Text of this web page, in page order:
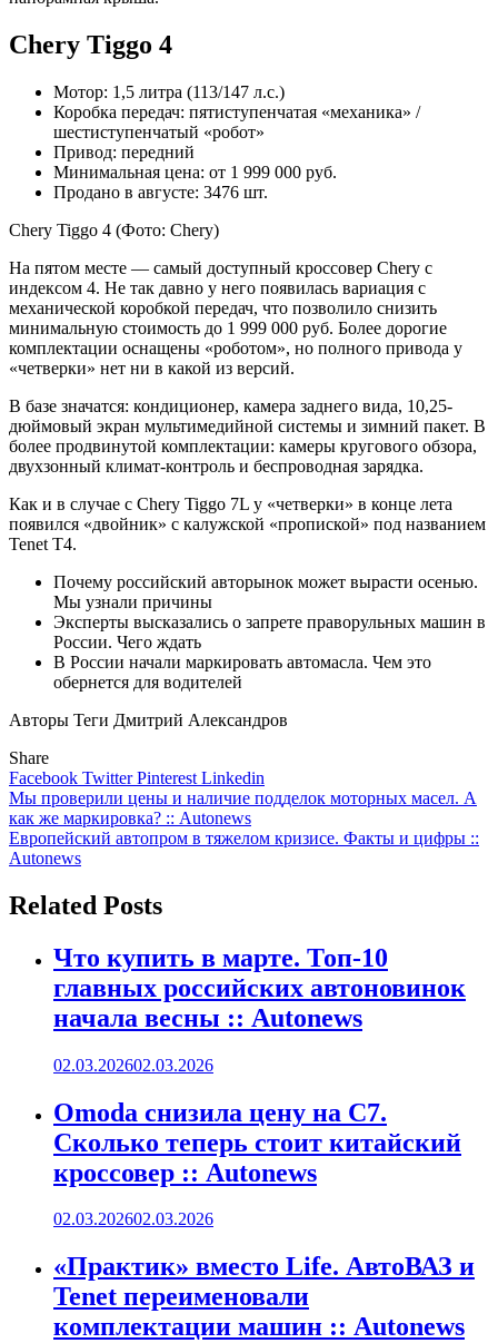
Chery Tiggo 4
Мотор: 1,5 литра (113/147 л.с.)
Коробка передач: пятиступенчатая «механика» /
шестиступенчатый «робот»
Привод: передний
Минимальная цена: от 1 999 000 руб.
Продано в августе: 3476 шт.
Chery Tiggo 4 (Фото: Chery)
На пятом месте — самый доступный кроссовер Chery с
индексом 4. Не так давно у него появилась вариация с
механической коробкой передач, что позволило снизить
минимальную стоимость до 1 999 000 руб. Более дорогие
комплектации оснащены «роботом», но полного привода у
«четверки» нет ни в какой из версий.
В базе значатся: кондиционер, камера заднего вида, 10,25-
дюймовый экран мультимедийной системы и зимний пакет. В
более продвинутой комплектации: камеры кругового обзора,
двухзонный климат-контроль и беспроводная зарядка.
Как и в случае с Chery Tiggo 7L у «четверки» в конце лета
появился «двойник» с калужской «пропиской» под названием
Tenet T4.
Почему российский авторынок может вырасти осенью.
Мы узнали причины
Эксперты высказались о запрете праворульных машин в
России. Чего ждать
В России начали маркировать автомасла. Чем это
обернется для водителей
Авторы Теги Дмитрий Александров
Share
Facebook TwitterPinterest Linkedin
Навигация
по
записям
Мы проверили цены и наличие подделок моторных масел. А
как же маркировка? :: Autonews
Европейский автопром в тяжелом кризисе. Факты и цифры ::
Autonews
Related Posts
Что купить в марте. Топ-10
главных российских автоновинок
начала весны :: Autonews
02.03.202602.03.2026
Omoda снизила цену на C7.
Сколько теперь стоит китайский
кроссовер :: Autonews
02.03.202602.03.2026
«Практик» вместо Life. АвтоВАЗ и
Tenet переименовали
комплектации машин :: Autonews